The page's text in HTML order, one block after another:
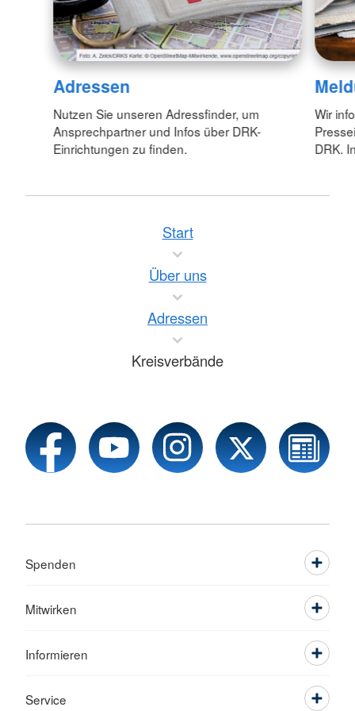
Adressen
Nutzen Sie unseren Adressfinder, um
Ansprechpartner und Infos über DRK-
Einrichtungen zu finden.
Wir
DRK.
Start
Über uns
Adressen
Kreisverbände
Spenden
Mitwirken
Informieren
Service